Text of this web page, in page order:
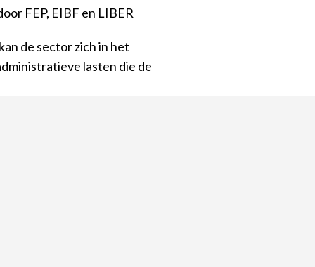
FEP, EIBF en LIBER
de sector zich in het
lasten die de